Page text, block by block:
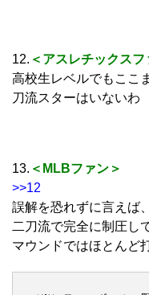
12. ＜アスレチックスフ
高校生レベルでもここ
刀流スターはいないわ
13. ＜MLBファン＞
>>12
誤解を恐れずに言えば
二刀流で完全に制圧し
マウンドではほとんど